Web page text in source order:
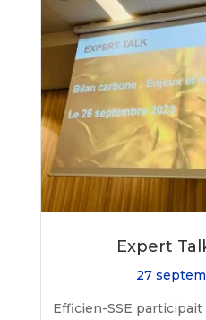
Expert
27
Efficien-SSE